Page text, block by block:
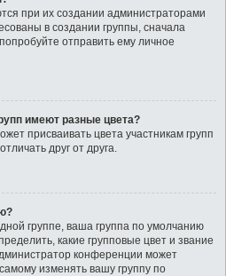
при их создании администраторами
в создании группы, сначала
отправить ему личное
имеют разные цвета?
присваивать цвета участникам групп
друг от друга.
группе, ваша группа по умолчанию
какие групповые цвет и звание
конференции может
изменять вашу группу по